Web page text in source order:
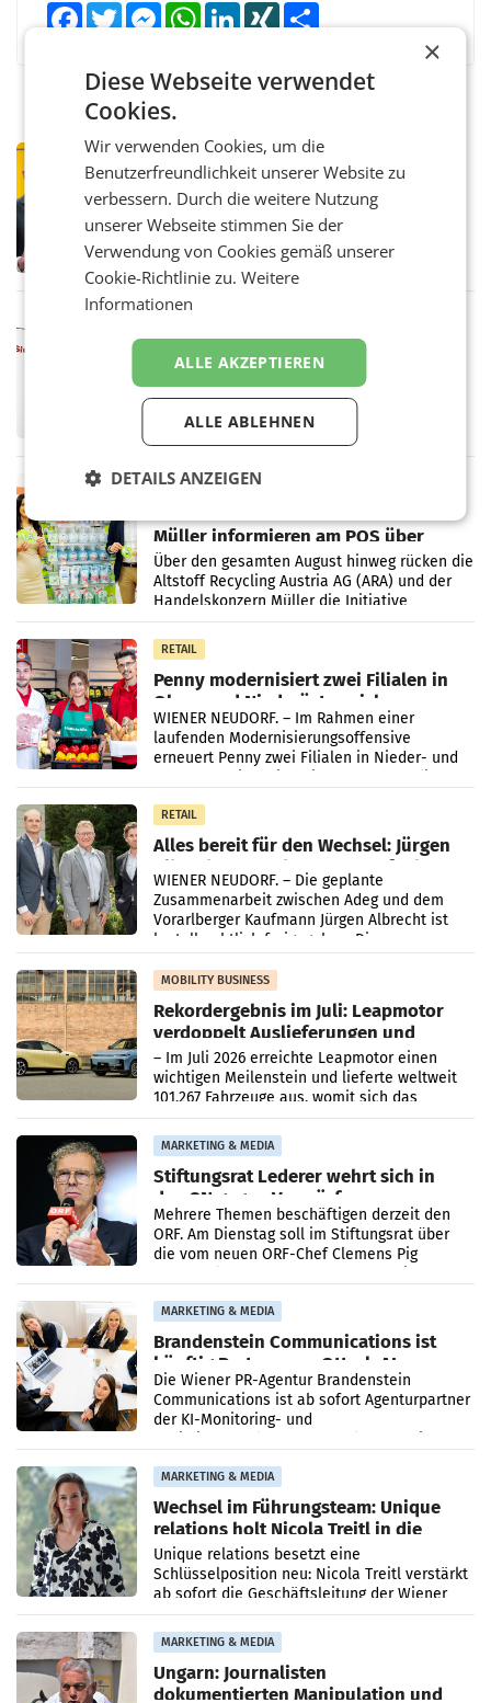
FacebookTwitter MessengerWhatsAppLinkedInXING
PRIMENEWS
Österreichische Post: Umsatzplus im
ersten Halbjahr trotz schwachem
Briefgeschäft
WIEN Die Österreichische Post AG hat im
ersten Halbjahr 2026 einen Konzernumsatz
von 1.544,0 Mio. EUR erwirtschaftet, was
einem Plus von 3,8 Prozent gegenüber dem
Vergleichszeitraum
ProSiebenSat.1 spart und macht
überraschend viel Gewinn
UNTERFÖHRING/MAILAND/AMSTERDAM. Der
Fernsehkonzern ProSiebenSat.1 hat im
Frühjahr dank Kostensenkungen operativ
wieder Gewinn gemacht und die
RETAIL
Müller informieren am POS über
Kreislauffähigkeit
Über den gesamten August hinweg rücken die
Altstoff Recycling Austria AG (ARA) und der
Handelskonzern Müller die Initiative
„Kreislauf-Helden“ in allen österreichischen
Müller-Filialen
RETAIL
Penny modernisiert zwei Filialen in
Ober- und Niederösterreich
WIENER NEUDORF. – Im Rahmen einer
laufenden Modernisierungsoffensive
erneuert Penny zwei Filialen in Nieder- und
RETAIL
Alles bereit für den Wechsel: Jürgen
Albrecht setzt ab 1.1.2027 auf Adeg
WIENER NEUDORF. – Die geplante
Zusammenarbeit zwischen Adeg und dem
Vorarlberger Kaufmann Jürgen Albrecht ist
kartellrechtlich freigegeben: Die
Bundeswettbewerbsbehörde und der
Bundeskartellanwalt
MOBILITY BUSINESS
Rekordergebnis im Juli: Leapmotor
verdoppelt Auslieferungen und
überschreitet die 100.000er-Marke
– Im Juli 2026 erreichte Leapmotor einen
wichtigen Meilenstein und lieferte weltweit
101.267 Fahrzeuge aus, womit sich das
Ergebnis gegenüber Juli 2025 mehr als
verdoppelte (+102
MARKETING & MEDIA
Stiftungsrat Lederer wehrt sich in
den SN gegen Vorwürfe
Mehrere Themen beschäftigen derzeit den
ORF. Am Dienstag soll im Stiftungsrat über
die vom neuen ORF-Chef Clemens Pig
MARKETING & MEDIA
Brandenstein Communications ist
künftig Partner von OtterlyAI
Die Wiener PR-Agentur Brandenstein
Communications ist ab sofort Agenturpartner
der KI-Monitoring- und
MARKETING & MEDIA
Wechsel im Führungsteam: Unique
relations holt Nicola Treitl in die
Geschäftsleitung
Unique relations besetzt eine
Schlüsselposition neu: Nicola Treitl verstärkt
ab sofort die Geschäftsleitung der Wiener
PR-Agentur an der Seite von Josef Kalina und
Anna Kalina-Mahr.
MARKETING & MEDIA
Ungarn: Journalisten
dokumentierten Manipulation und
×
Diese Webseite verwendet
Cookies.
Wir verwenden Cookies, um die
Benutzerfreundlichkeit unserer Website zu
verbessern. Durch die weitere Nutzung
unserer Webseite stimmen Sie der
Verwendung von Cookies gemäß unserer
Cookie-Richtlinie zu.Weitere
Informationen
ALLE AKZEPTIEREN
ALLE ABLEHNEN
DETAILS ANZEIGEN